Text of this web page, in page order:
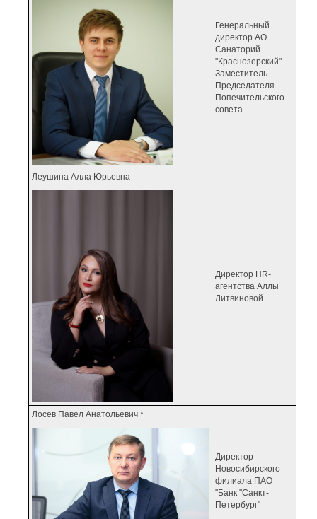
Генеральный
директор АО
Санаторий
"Краснозерский".
Заместитель
Председателя
Попечительского
совета
Леушина Алла Юрьевна
Директор HR-
агентства Аллы
Литвиновой
Лосев Павел Анатольевич *
Директор
Новосибирского
филиала ПАО
"Банк "Санкт-
Петербург"